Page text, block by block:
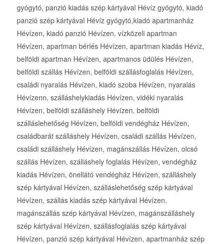
gyógytó, panzió kiadás szép kártyával Hévíz gyógytó, kiadó
panzió szép kártyával Hévíz gyógytó,kiadó apartmanház
Hévízen, kiadó panzió Hévízen, vízközeli apartman
Hévízen, apartman bérlés Hévízen, apartman kiadás Hévíz,
belföldi apartman Hévízen, apartmanos üdülés Hévízen,
belföldi szállás Hévízen, belföldi szállásfoglalás Hévízen,
családi nyaralás Hévízen, kiadó szoba Hévízen, nyaralás
Hévízenn, szálláshelykiadás Hévízen, vidéki nyaralás
Hévízen, belföldi szálláshely Hévízen, belföldi
szálláslehetőség Hévízen, belföldi vendégház Hévízen,
családbarát szálláshely Hévízen, családi szállás Hévízen,
családi szálláshely Hévízen, magánszállás Hévízen, olcsó
szállás Hévízen, szálláshely foglalás Hévízen, vendégház
kiadás Hévízen, önellátó vendégház Hévízen, szálláshely
szép kártyával Hévízen, szálláslehetőség szép kártyával
Hévízen, szállás kiadás szép kártyával Hévízen,
magánszállás szép kártyával Hévízen, magánszálláshely
szép kártyával Hévízen, szállásfoglalás szép kártyával
Hévízen, panzió szép kártyával Hévízen, apartmanház szép